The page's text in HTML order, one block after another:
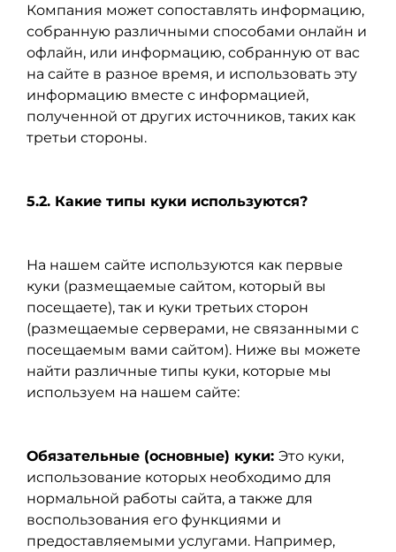
Компания может сопоставлять информацию,
собранную различными способами онлайн и
офлайн, или информацию, собранную от вас
на сайте в разное время, и использовать эту
информацию вместе с информацией,
полученной от других источников, таких как
третьи стороны.
5.2. Какие типы куки используются?
На нашем сайте используются как первые
куки (размещаемые сайтом, который вы
посещаете), так и куки третьих сторон
(размещаемые серверами, не связанными с
посещаемым вами сайтом). Ниже вы можете
найти различные типы куки, которые мы
используем на нашем сайте:
Обязательные (основные) куки: Это куки,
использование которых необходимо для
нормальной работы сайта, а также для
воспользования его функциями и
предоставляемыми услугами. Например,